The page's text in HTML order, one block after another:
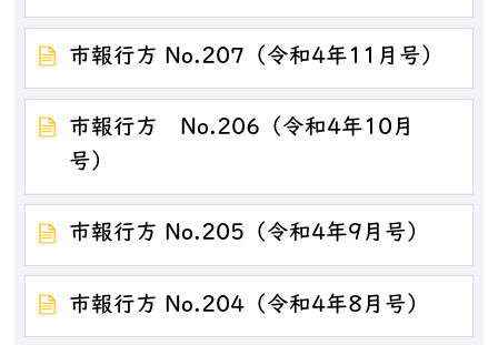
市報行方 No.207（令和4年11月号）
市報行方 No.206（令和4年10月
号）
市報行方 No.205（令和4年9月号）
市報行方 No.204（令和4年8月号）